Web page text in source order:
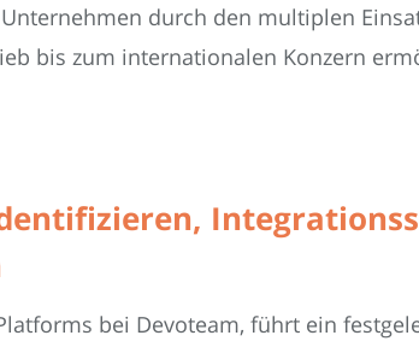
durch den multiplen
bis zum internationalen Konzern
bei Devoteam, führt ein